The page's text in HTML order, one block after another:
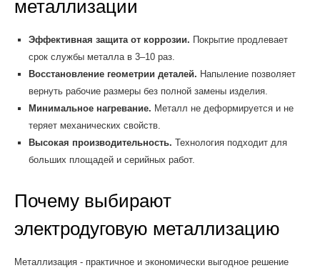
металлизации
Эффективная защита от коррозии. Покрытие продлевает
срок службы металла в 3–10 раз.
Восстановление геометрии деталей. Напыление позволяет
вернуть рабочие размеры без полной замены изделия.
Минимальное нагревание. Металл не деформируется и не
теряет механических свойств.
Высокая производительность. Технология подходит для
больших площадей и серийных работ.
Почему выбирают
электродуговую металлизацию
Металлизация - практичное и экономически выгодное решение